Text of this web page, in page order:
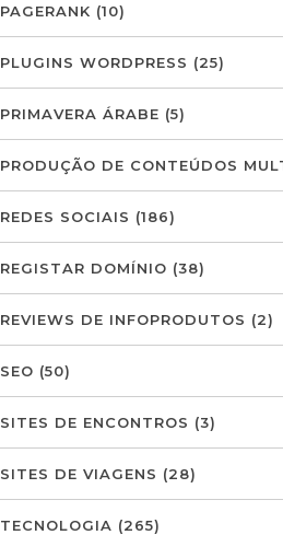
PAGERANK (10)
PLUGINS WORDPRESS (25)
PRIMAVERA ÁRABE (5)
PRODUÇÃO DE CONTEÚDOS
REDES SOCIAIS (186)
REGISTAR DOMÍNIO (38)
REVIEWS DE INFOPRODUTOS (2)
SEO (50)
SITES DE ENCONTROS (3)
SITES DE VIAGENS (28)
TECNOLOGIA (265)